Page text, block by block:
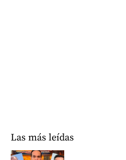
Las más leídas